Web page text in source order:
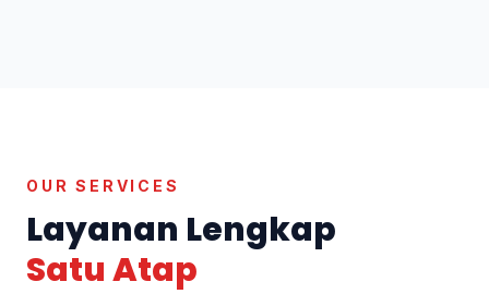
OUR SERVICES
Layanan Lengkap
Satu Atap